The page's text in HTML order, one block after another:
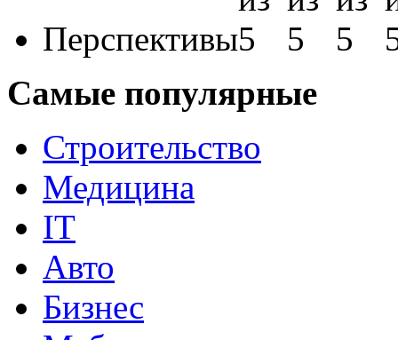
Перспективы
Самые популярные
Строительство
Медицина
IT
Авто
Бизнес